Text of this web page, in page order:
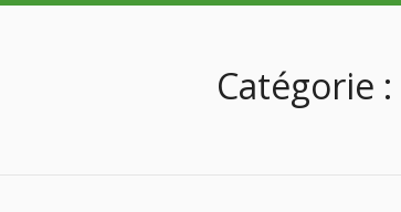
Catégorie :